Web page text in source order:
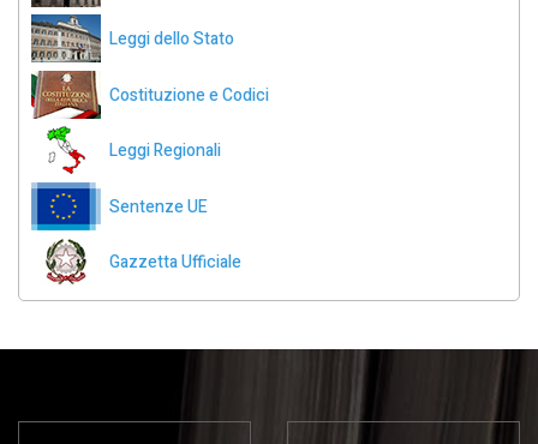
Leggi dello Stato
Costituzione e Codici
Leggi Regionali
Sentenze UE
Gazzetta Ufficiale